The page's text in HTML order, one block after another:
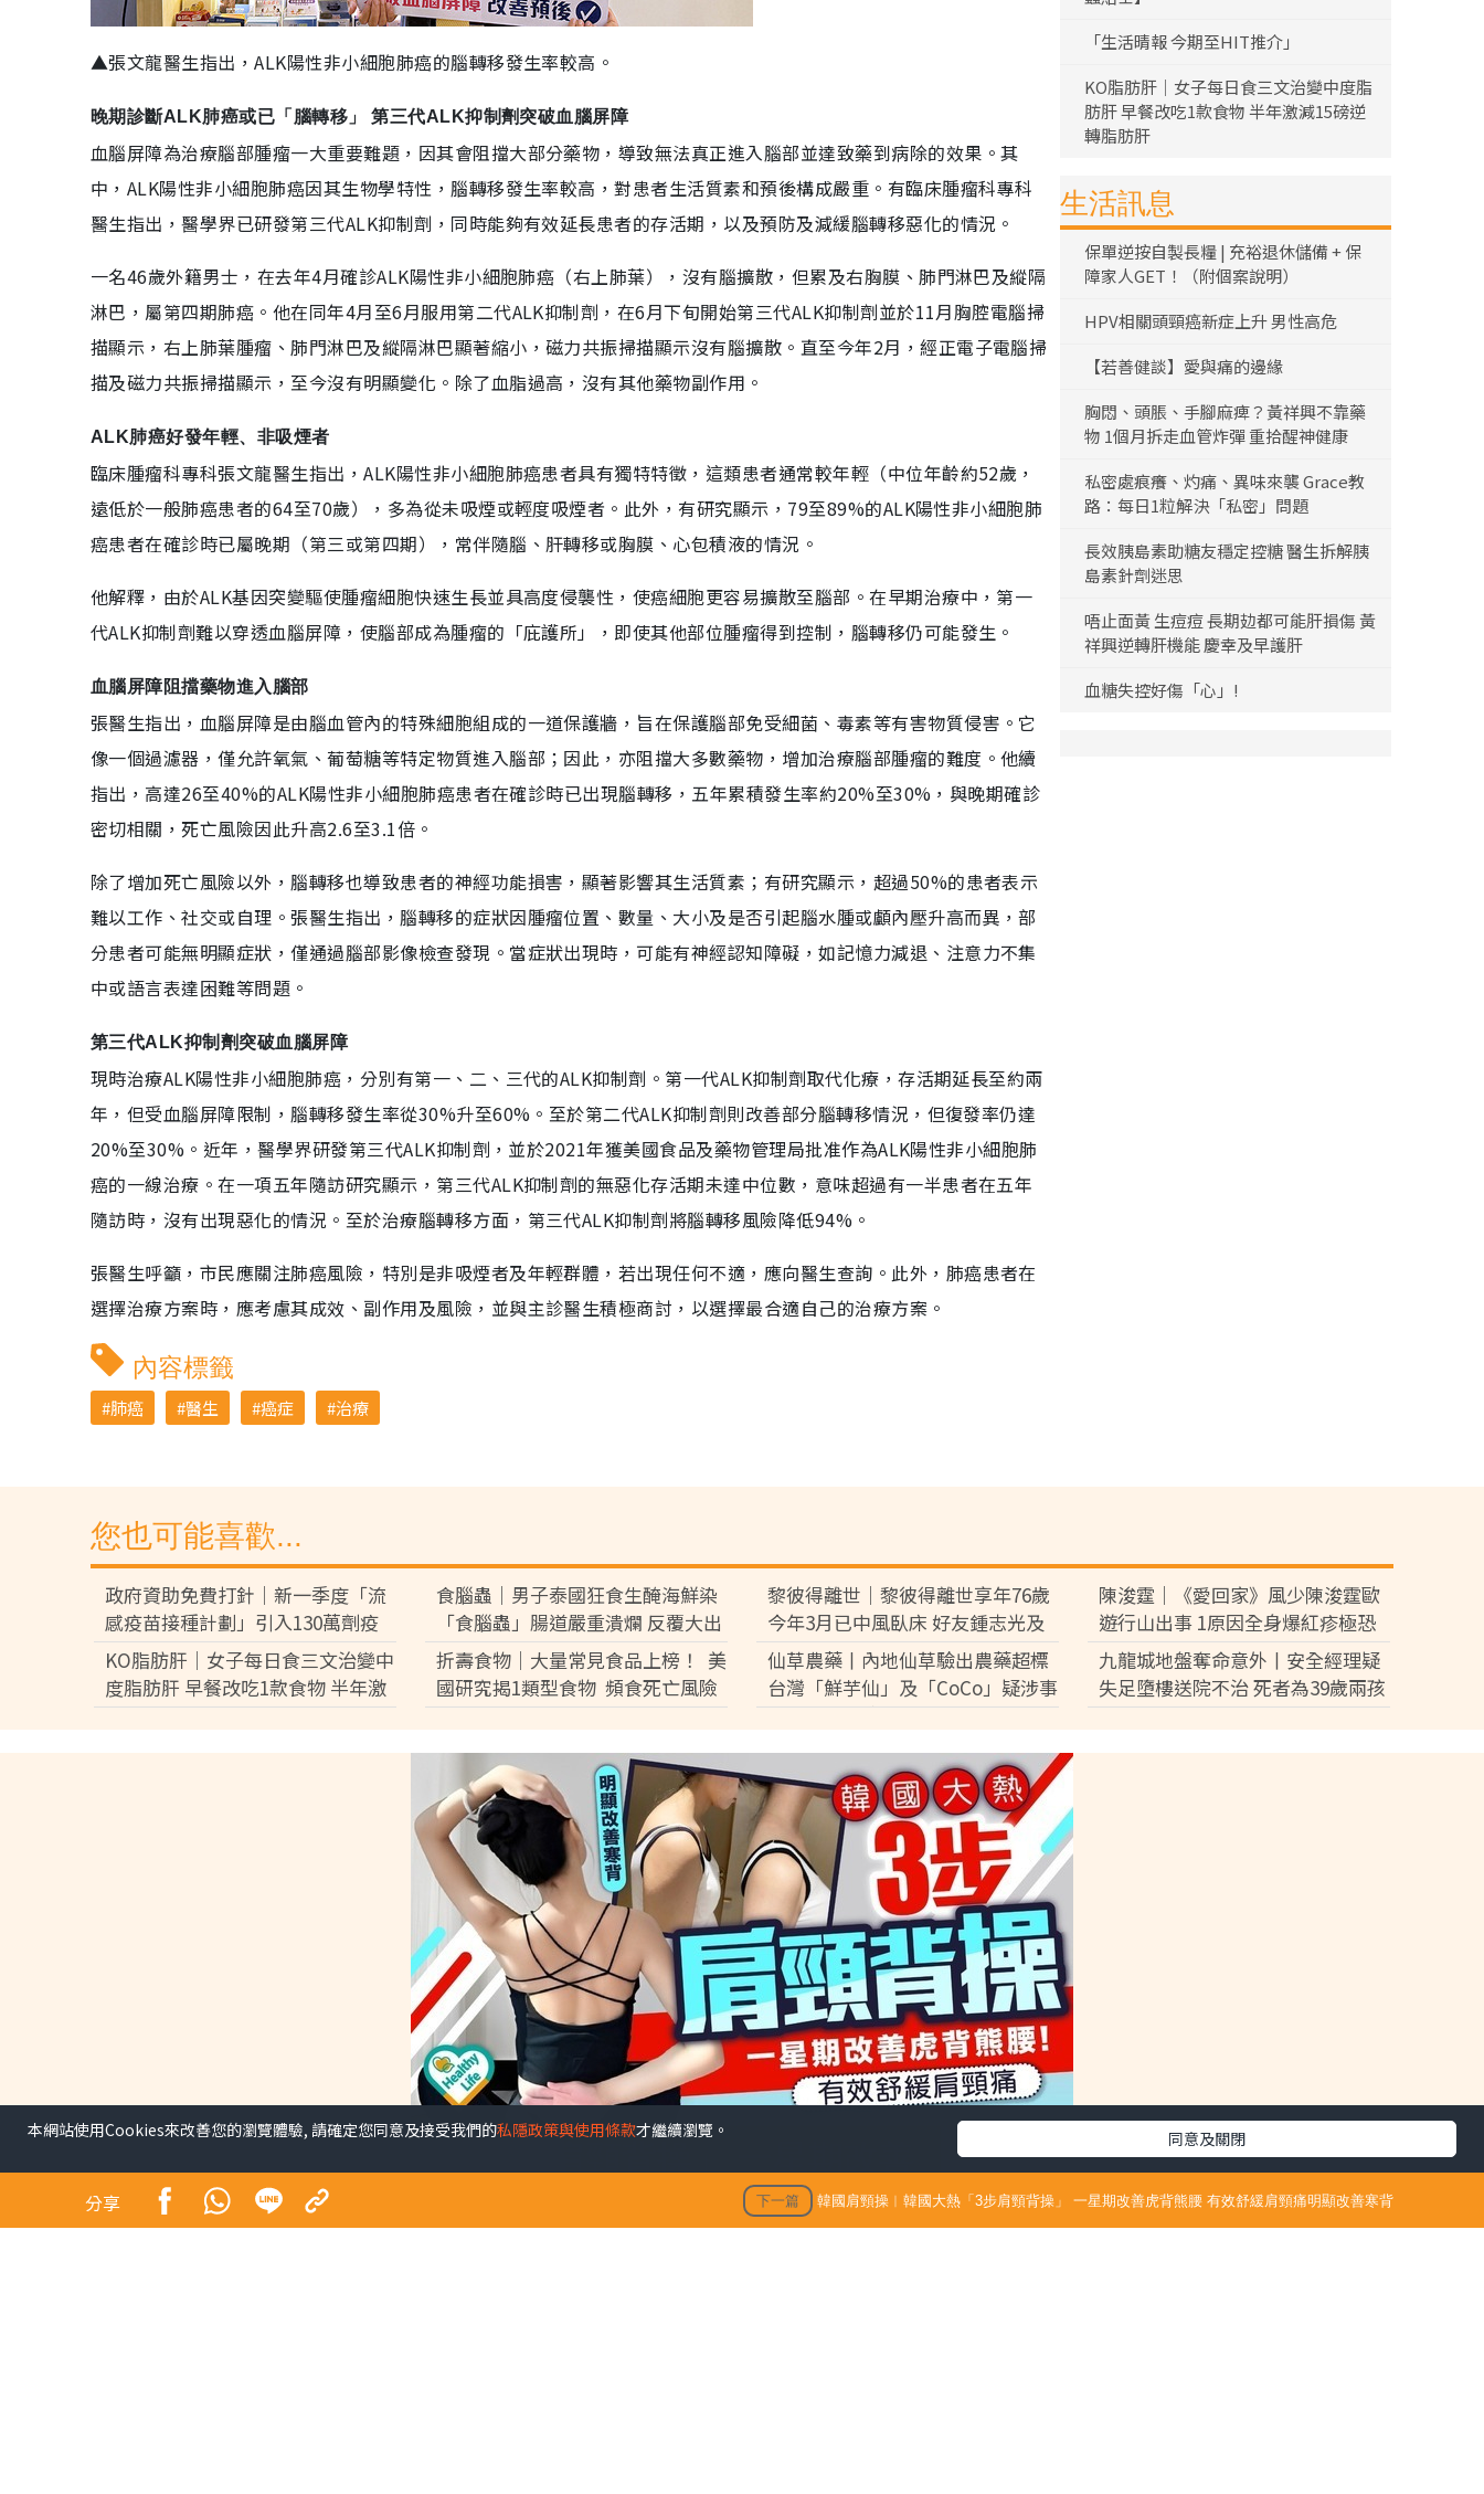
▲張文龍醫生指出，ALK陽性非小細胞肺癌的腦轉移發生率較高。
晚期診斷ALK肺癌或已「腦轉移」 第三代ALK抑制劑突破血腦屏障
血腦屏障為治療腦部腫瘤一大重要難題，因其會阻擋大部分藥物，導致無法真正進入腦部並達致藥到病除的效果。其
中，ALK陽性非小細胞肺癌因其生物學特性，腦轉移發生率較高，對患者生活質素和預後構成嚴重。有臨床腫瘤科專科
醫生指出，醫學界已研發第三代ALK抑制劑，同時能夠有效延長患者的存活期，以及預防及減緩腦轉移惡化的情況。
一名46歲外籍男士，在去年4月確診ALK陽性非小細胞肺癌（右上肺葉），沒有腦擴散，但累及右胸膜、肺門淋巴及縱隔
淋巴，屬第四期肺癌。他在同年4月至6月服用第二代ALK抑制劑，在6月下旬開始第三代ALK抑制劑並於11月胸腔電腦掃
描顯示，右上肺葉腫瘤、肺門淋巴及縱隔淋巴顯著縮小，磁力共振掃描顯示沒有腦擴散。直至今年2月，經正電子電腦掃
描及磁力共振掃描顯示，至今沒有明顯變化。除了血脂過高，沒有其他藥物副作用。
ALK肺癌好發年輕、非吸煙者
臨床腫瘤科專科張文龍醫生指出，ALK陽性非小細胞肺癌患者具有獨特特徵，這類患者通常較年輕（中位年齡約52歲，
遠低於一般肺癌患者的64至70歲），多為從未吸煙或輕度吸煙者。此外，有研究顯示，79至89%的ALK陽性非小細胞肺
癌患者在確診時已屬晚期（第三或第四期），常伴隨腦、肝轉移或胸膜、心包積液的情況。
他解釋，由於ALK基因突變驅使腫瘤細胞快速生長並具高度侵襲性，使癌細胞更容易擴散至腦部。在早期治療中，第一
代ALK抑制劑難以穿透血腦屏障，使腦部成為腫瘤的「庇護所」，即使其他部位腫瘤得到控制，腦轉移仍可能發生。
血腦屏障阻擋藥物進入腦部
張醫生指出，血腦屏障是由腦血管內的特殊細胞組成的一道保護牆，旨在保護腦部免受細菌、毒素等有害物質侵害。它
像一個過濾器，僅允許氧氣、葡萄糖等特定物質進入腦部；因此，亦阻擋大多數藥物，增加治療腦部腫瘤的難度。他續
指出，高達26至40%的ALK陽性非小細胞肺癌患者在確診時已出現腦轉移，五年累積發生率約20%至30%，與晚期確診
密切相關，死亡風險因此升高2.6至3.1倍。
除了增加死亡風險以外，腦轉移也導致患者的神經功能損害，顯著影響其生活質素；有研究顯示，超過50%的患者表示
難以工作、社交或自理。張醫生指出，腦轉移的症狀因腫瘤位置、數量、大小及是否引起腦水腫或顱內壓升高而異，部
分患者可能無明顯症狀，僅通過腦部影像檢查發現。當症狀出現時，可能有神經認知障礙，如記憶力減退、注意力不集
中或語言表達困難等問題。
第三代ALK抑制劑突破血腦屏障
現時治療ALK陽性非小細胞肺癌，分別有第一、二、三代的ALK抑制劑。第一代ALK抑制劑取代化療，存活期延長至約兩
年，但受血腦屏障限制，腦轉移發生率從30%升至60%。至於第二代ALK抑制劑則改善部分腦轉移情況，但復發率仍達
20%至30%。近年，醫學界研發第三代ALK抑制劑，並於2021年獲美國食品及藥物管理局批准作為ALK陽性非小細胞肺
癌的一線治療。在一項五年隨訪研究顯示，第三代ALK抑制劑的無惡化存活期未達中位數，意味超過有一半患者在五年
隨訪時，沒有出現惡化的情況。至於治療腦轉移方面，第三代ALK抑制劑將腦轉移風險降低94%。
張醫生呼籲，市民應關注肺癌風險，特別是非吸煙者及年輕群體，若出現任何不適，應向醫生查詢。此外，肺癌患者在
選擇治療方案時，應考慮其成效、副作用及風險，並與主診醫生積極商討，以選擇最合適自己的治療方案。
內容標籤
肺癌 醫生 癌症 治療
「生活晴報 今期至HIT推介」
KO脂肪肝｜女子每日食三文治變中度脂
肪肝 早餐改吃1款食物 半年激減15磅逆
轉脂肪肝
生活訊息
保單逆按自製長糧 | 充裕退休儲備 + 保
障家人GET！（附個案說明）
HPV相關頭頸癌新症上升 男性高危
【若善健談】愛與痛的邊緣
胸悶、頭脹、手腳麻痺？黃祥興不靠藥
物 1個月拆走血管炸彈 重拾醒神健康
私密處痕癢、灼痛、異味來襲 Grace教
路：每日1粒解決「私密」問題
長效胰島素助糖友穩定控糖 醫生拆解胰
島素針劑迷思
唔止面黃 生痘痘 長期攰都可能肝損傷 黃
祥興逆轉肝機能 慶幸及早護肝
血糖失控好傷「心」!
您也可能喜歡...
政府資助免費打針｜新一季度「流
感疫苗接種計劃」引入130萬劑疫
苗 8類人可優先接種 科興疫苗最快
月底先到港【附4條件免費接種】
食腦蟲｜男子泰國狂食生醃海鮮染
「食腦蟲」腸道嚴重潰爛 反覆大出
血休克險死
黎彼得離世｜黎彼得離世享年76歲
今年3月已中風臥床 好友鍾志光及
盧宛茵透露黎彼得最後時光
陳浚霆｜《愛回家》風少陳浚霆歐
遊行山出事 1原因全身爆紅疹極恐
怖 險「毀容」急回港求醫【附皮膚
科醫生夏日防蟲貼士】
KO脂肪肝｜女子每日食三文治變中
度脂肪肝 早餐改吃1款食物 半年激
減15磅逆轉脂肪肝
折壽食物｜大量常見食品上榜！ 美
國研究揭1類型食物 頻食死亡風險
激增17%
仙草農藥丨內地仙草驗出農藥超標
台灣「鮮芋仙」及「CoCo」疑涉事
供應商急澄清：未流入市面
九龍城地盤奪命意外丨安全經理疑
失足墮樓送院不治 死者為39歲兩孩
爸爸屬家庭支柱育7歲及3歲子女
虎背熊腰 有效舒緩肩頸痛明顯改善寒背
分享 下一篇 韓國肩頸操︱韓國大熱「3步肩頸背操」 一星期改善虎背熊腰 有效舒緩肩頸痛明顯改善寒背
本網站使用Cookies來改善您的瀏覽體驗, 請確定您同意及接受我們的私隱政策與使用條款才繼續瀏覽。 同意及關閉